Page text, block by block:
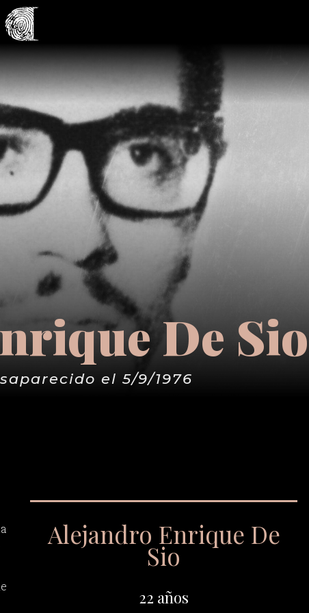
De Sio
el 5/9/1976
Alejandro Enrique De
Sio
22 años